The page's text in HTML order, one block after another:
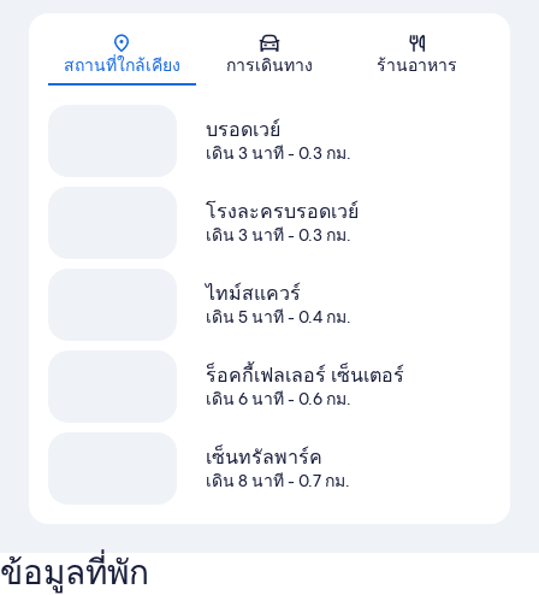
แผนที่
สถานที่ใกล้เคียง การเดินทาง ร้านอาหาร
บรอดเวย์
เดิน 3 นาที- 0.3 กม.
โรงละครบรอดเวย์
เดิน 3 นาที- 0.3 กม.
ไทม์สแควร์
เดิน 5 นาที- 0.4 กม.
ร็อคกี้เฟลเลอร์ เซ็นเตอร์
เดิน 6 นาที- 0.6 กม.
เซ็นทรัลพาร์ค
เดิน 8 นาที- 0.7 กม.
ข้อมูลที่พัก